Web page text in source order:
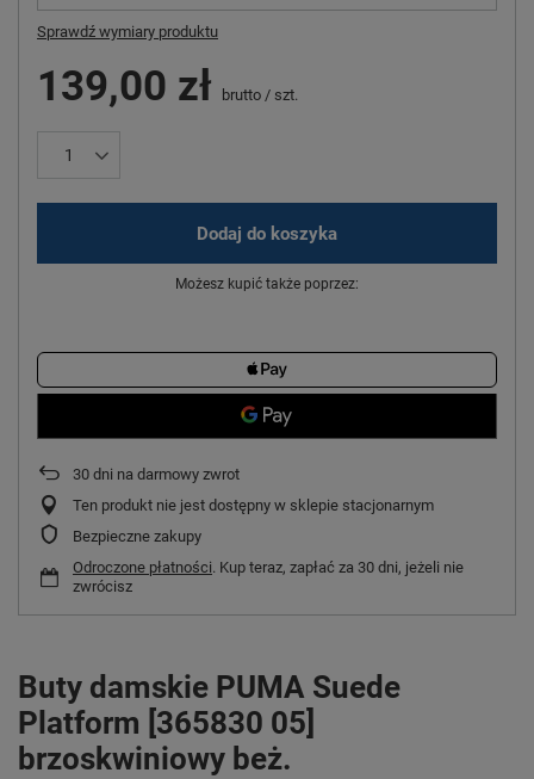
Sprawdź wymiary produktu
139,00 zł brutto / szt.
Dodaj do koszyka
Możesz kupić także poprzez:
30 dni na darmowy zwrot
Ten produkt nie jest dostępny w sklepie stacjonarnym
Bezpieczne zakupy
Odroczone płatności. Kup teraz, zapłać za 30 dni, jeżeli nie
zwrócisz
Buty damskie PUMA Suede
Platform [365830 05]
brzoskwiniowy beż.